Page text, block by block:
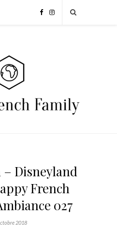
Disneyland
French
027
2018